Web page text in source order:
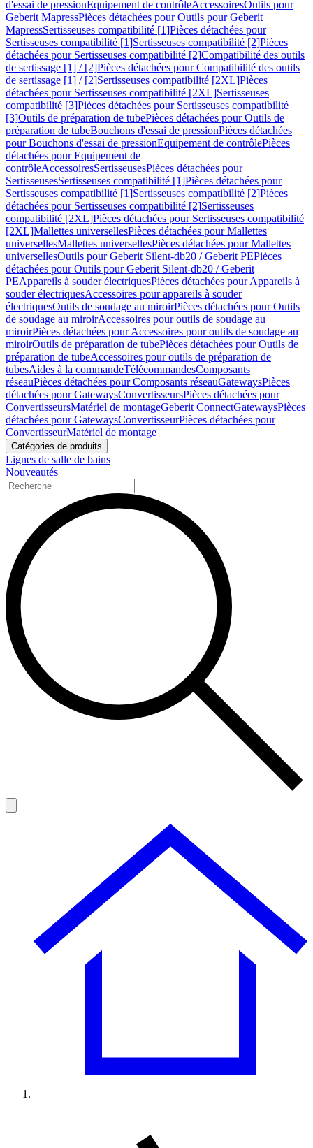
d'essai de pressionEquipement de contrôleAccessoiresOutils pour
Geberit MapressPièces détachées pour Outils pour Geberit
MapressSertisseuses compatibilité [1]Pièces détachées pour
Sertisseuses compatibilité [1]Sertisseuses compatibilité [2]Pièces
détachées pour Sertisseuses compatibilité [2]Compatibilité des outils
de sertissage [1] / [2]Pièces détachées pour Compatibilité des outils
de sertissage [1] / [2]Sertisseuses compatibilité [2XL]Pièces
détachées pour Sertisseuses compatibilité [2XL]Sertisseuses
compatibilité [3]Pièces détachées pour Sertisseuses compatibilité
[3]Outils de préparation de tubePièces détachées pour Outils de
préparation de tubeBouchons d'essai de pressionPièces détachées
pour Bouchons d'essai de pressionEquipement de contrôlePièces
détachées pour Equipement de
contrôleAccessoiresSertisseusesPièces détachées pour
SertisseusesSertisseuses compatibilité [1]Pièces détachées pour
Sertisseuses compatibilité [1]Sertisseuses compatibilité [2]Pièces
détachées pour Sertisseuses compatibilité [2]Sertisseuses
compatibilité [2XL]Pièces détachées pour Sertisseuses compatibilité
[2XL]Mallettes universellesPièces détachées pour Mallettes
universellesMallettes universellesPièces détachées pour Mallettes
universellesOutils pour Geberit Silent-db20 / Geberit PEPièces
détachées pour Outils pour Geberit Silent-db20 / Geberit
PEAppareils à souder électriquesPièces détachées pour Appareils à
souder électriquesAccessoires pour appareils à souder
électriquesOutils de soudage au miroirPièces détachées pour Outils
de soudage au miroirAccessoires pour outils de soudage au
miroirPièces détachées pour Accessoires pour outils de soudage au
miroirOutils de préparation de tubePièces détachées pour Outils de
préparation de tubeAccessoires pour outils de préparation de
tubesAides à la commandeTélécommandesComposants
réseauPièces détachées pour Composants réseauGatewaysPièces
détachées pour GatewaysConvertisseursPièces détachées pour
ConvertisseursMatériel de montageGeberit ConnectGatewaysPièces
détachées pour GatewaysConvertisseurPièces détachées pour
ConvertisseurMatériel de montage
Catégories de produits
Lignes de salle de bains
Nouveautés